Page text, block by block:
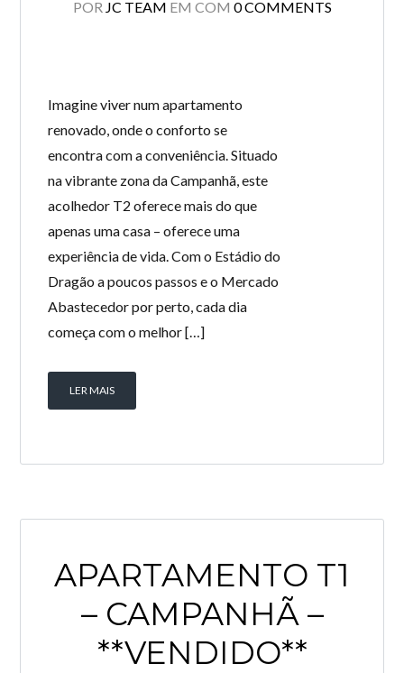
Password
Lost your password?
POR JC TEAM EM COM 0 COMMENTS
Imagine viver num apartamento
renovado, onde o conforto se
encontra com a conveniência. Situado
na vibrante zona da Campanhã, este
acolhedor T2 oferece mais do que
apenas uma casa – oferece uma
experiência de vida. Com o Estádio do
Dragão a poucos passos e o Mercado
Abastecedor por perto, cada dia
começa com o melhor […]
LER MAIS
APARTAMENTO T1
– CAMPANHÃ –
**VENDIDO**